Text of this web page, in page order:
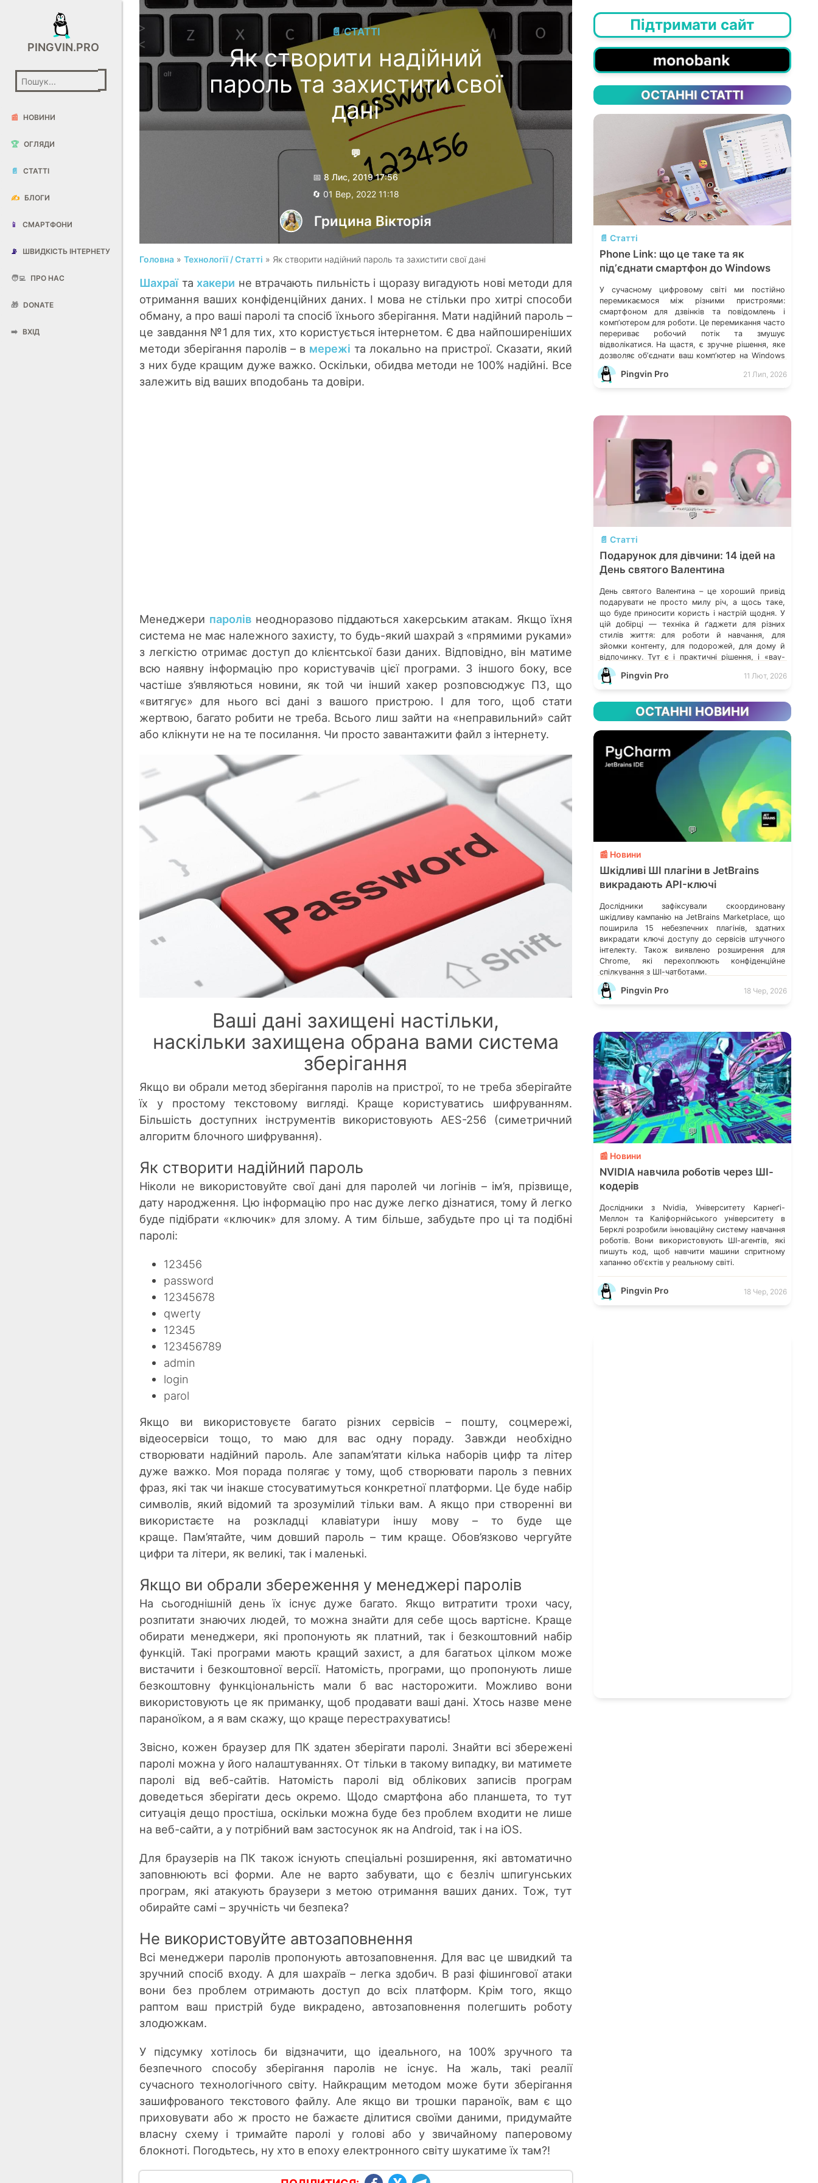
PINGVIN.PRO
📰 НОВИНИ
🏆 ОГЛЯДИ
📄 СТАТТІ
✍️ БЛОГИ
📱 СМАРТФОНИ
📡 ШВИДКІСТЬ ІНТЕРНЕТУ
🧑‍💻 ПРО НАС
🎁 DONATE
➡️ ВХІД
📄 СТАТТІ
Як створити надійний
пароль та захистити свої
дані
💬
📅 8 Лис, 2019 17:56
🔄 01 Вер, 2022 11:18
Грицина Вікторія
Головна »Технології / Статті » Як створити надійний пароль та захистити свої дані
Шахраїта хакери не втрачають пильність і щоразу вигадують нові методи для
отримання ваших конфіденційних даних. І мова не стільки про хитрі способи
обману, а про ваші паролі та спосіб їхнього зберігання. Мати надійний пароль –
це завдання №1 для тих, хто користується інтернетом. Є два найпоширеніших
методи зберігання паролів – в мережі та локально на пристрої. Сказати, який
з них буде кращим дуже важко. Оскільки, обидва методи не 100% надійні. Все
залежить від ваших вподобань та довіри.
Менеджери паролівнеодноразово піддаються хакерським атакам. Якщо їхня
система не має належного захисту, то будь-який шахрай з «прямими руками»
з легкістю отримає доступ до клієнтської бази даних. Відповідно, він матиме
всю наявну інформацію про користувачів цієї програми. З іншого боку, все
частіше з’являються новини, як той чи інший хакер розповсюджує ПЗ, що
«витягує» для нього всі дані з вашого пристрою. І для того, щоб стати
жертвою, багато робити не треба. Всього лиш зайти на «неправильний» сайт
або клікнути не на те посилання. Чи просто завантажити файл з інтернету.
Ваші дані захищені настільки,
наскільки захищена обрана вами система
зберігання
Якщо ви обрали метод зберігання паролів на пристрої, то не треба зберігайте
їх у простому текстовому вигляді. Краще користуватись шифруванням.
Більшість доступних інструментів використовують AES-256 (симетричний
алгоритм блочного шифрування).
Як створити надійний пароль
Ніколи не використовуйте свої дані для паролей чи логінів – ім’я, прізвище,
дату народження. Цю інформацію про нас дуже легко дізнатися, тому й легко
буде підібрати «ключик» для злому. А тим більше, забудьте про ці та подібні
паролі:
123456
password
12345678
qwerty
12345
123456789
admin
login
parol
Якщо ви використовуєте багато різних сервісів – пошту, соцмережі,
відеосервіси тощо, то маю для вас одну пораду. Завжди необхідно
створювати надійний пароль. Але запам’ятати кілька наборів цифр та літер
дуже важко. Моя порада полягає у тому, щоб створювати пароль з певних
фраз, які так чи інакше стосуватимуться конкретної платформи. Це буде набір
символів, який відомий та зрозумілий тільки вам. А якщо при створенні ви
використаєте на розкладці клавіатури іншу мову – то буде ще
краще. Пам’ятайте, чим довший пароль – тим краще. Обов’язково чергуйте
цифри та літери, як великі, так і маленькі.
Якщо ви обрали збереження у менеджері паролів
На сьогоднішній день їх існує дуже багато. Якщо витратити трохи часу,
розпитати знаючих людей, то можна знайти для себе щось вартісне. Краще
обирати менеджери, які пропонують як платний, так і безкоштовний набір
функцій. Такі програми мають кращий захист, а для багатьох цілком може
вистачити і безкоштовної версії. Натомість, програми, що пропонують лише
безкоштовну функціональність мали б вас насторожити. Можливо вони
використовують це як приманку, щоб продавати ваші дані. Хтось назве мене
параноїком, а я вам скажу, що краще перестрахуватись!
Звісно, кожен браузер для ПК здатен зберігати паролі. Знайти всі збережені
паролі можна у його налаштуваннях. От тільки в такому випадку, ви матимете
паролі від веб-сайтів. Натомість паролі від облікових записів програм
доведеться зберігати десь окремо. Щодо смартфона або планшета, то тут
ситуація дещо простіша, оскільки можна буде без проблем входити не лише
на веб-сайти, а у потрібний вам застосунок як на Android, так і на iOS.
Для браузерів на ПК також існують спеціальні розширення, які автоматично
заповнюють всі форми. Але не варто забувати, що є безліч шпигунських
програм, які атакують браузери з метою отримання ваших даних. Тож, тут
обирайте самі – зручність чи безпека?
Не використовуйте автозаповнення
Всі менеджери паролів пропонують автозаповнення. Для вас це швидкий та
зручний спосіб входу. А для шахраїв – легка здобич. В разі фішингової атаки
вони без проблем отримають доступ до всіх платформ. Крім того, якщо
раптом ваш пристрій буде викрадено, автозаповнення полегшить роботу
злодюжкам.
У підсумку хотілось би відзначити, що ідеального, на 100% зручного та
безпечного способу зберігання паролів не існує. На жаль, такі реалії
сучасного технологічного світу. Найкращим методом може бути зберігання
зашифрованого текстового файлу. Але якщо ви трошки параноїк, вам є що
приховувати або ж просто не бажаєте ділитися своїми даними, придумайте
власну схему і тримайте паролі у голові або у звичайному паперовому
блокноті. Погодьтесь, ну хто в епоху електронного світу шукатиме їх там?!
Підтримати сайт
ОСТАННІ СТАТТІ
💬
📄 Статті
Phone Link: що це таке та як
підʼєднати смартфон до Windows
У сучасному цифровому світі ми постійно
перемикаємося між різними пристроями:
смартфоном для дзвінків та повідомлень і
компʼютером для роботи. Це перемикання часто
перериває робочий потік та змушує
відволікатися. На щастя, є зручне рішення, яке
дозволяє обʼєднати ваш компʼютер на Windows
із мобільним пристроєм, чи то Android, чи iOS.
Йдеться про застосунок Звʼязок зі смартфоном
Pingvin Pro 21 Лип, 2026
💬
📄 Статті
Подарунок для дівчини: 14 ідей на
День святого Валентина
День святого Валентина – це хороший привід
подарувати не просто милу річ, а щось таке,
що буде приносити користь і настрій щодня. У
цій добірці — техніка й ґаджети для різних
стилів життя: для роботи й навчання, для
зйомки контенту, для подорожей, для дому й
відпочинку. Тут є і практичні рішення, і «вау-
подарунки», які одразу […]
Pingvin Pro 11 Лют, 2026
ОСТАННІ НОВИНИ
💬
📰 Новини
Шкідливі ШІ плагіни в JetBrains
викрадають API-ключі
Дослідники зафіксували скоординовану
шкідливу кампанію на JetBrains Marketplace, що
поширила 15 небезпечних плагінів, здатних
викрадати ключі доступу до сервісів штучного
інтелекту. Також виявлено розширення для
Chrome, які перехоплюють конфіденційне
спілкування з ШІ-чатботами.
Pingvin Pro 18 Чер, 2026
💬
📰 Новини
NVIDIA навчила роботів через ШІ-
кодерів
Дослідники з Nvidia, Університету Карнеґі-
Меллон та Каліфорнійського університету в
Берклі розробили інноваційну систему навчання
роботів. Вони використовують ШІ-агентів, які
пишуть код, щоб навчити машини спритному
хапанню обʼєктів у реальному світі.
Pingvin Pro 18 Чер, 2026